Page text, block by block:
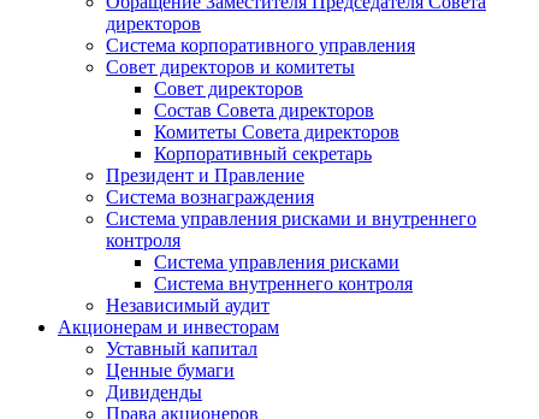
директоров
Система корпоративного управления
Совет директоров и комитеты
Совет директоров
Состав Совета директоров
Комитеты Совета директоров
Корпоративный секретарь
Президент и Правление
Система вознаграждения
Система управления рисками и внутреннего
контроля
Система управления рисками
Система внутреннего контроля
Независимый аудит
Акционерам и инвесторам
Уставный капитал
Ценные бумаги
Дивиденды
Права акционеров